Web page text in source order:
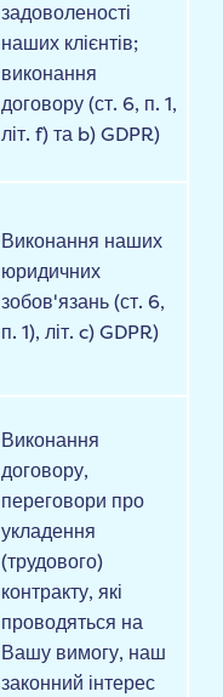
задоволеності
наших клієнтів;
виконання
договору (ст. 6, п. 1,
літ. f) та b) GDPR)
Виконання наших
юридичних
зобов'язань (ст. 6,
п. 1), літ. c) GDPR)
Виконання
договору,
переговори про
укладення
(трудового)
контракту, які
проводяться на
Вашу вимогу, наш
законний інтерес